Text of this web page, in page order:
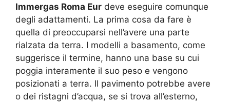
Immergas Roma Eur deve eseguire comunque
degli adattamenti. La prima cosa da fare è
quella di preoccuparsi nell’avere una parte
rialzata da terra. I modelli a basamento, come
suggerisce il termine, hanno una base su cui
poggia interamente il suo peso e vengono
posizionati a terra. Il pavimento potrebbe avere
o dei ristagni d’acqua, se si trova all’esterno,